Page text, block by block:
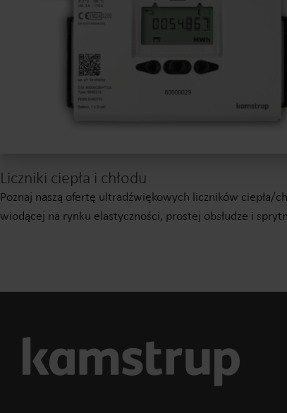
Liczniki ciepła i chłodu
Poznaj naszą ofertę ultradźwiękowych liczników ciepła/
wiodącej na rynku elastyczności, prostej obsłudze i